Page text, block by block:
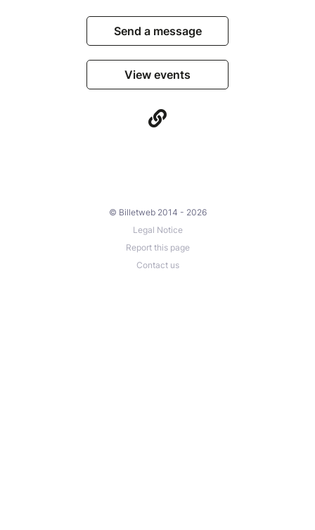
Send a message
View events
© Billetweb 2014 - 2026
Legal Notice
Report this page
Contact us